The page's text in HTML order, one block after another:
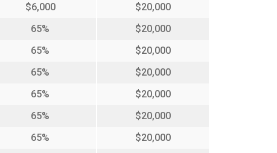
$6,000
65%
65%
65%
65%
65%
65%
$20,000
$20,000
$20,000
$20,000
$20,000
$20,000
$20,000